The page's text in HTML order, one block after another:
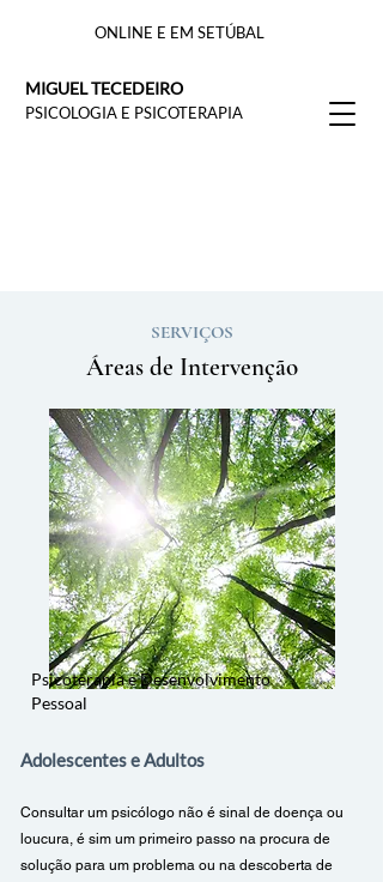
MIGUEL TECEDEIRO
PSICOLOGIA E PSICOTERAPIA
ONLINE E EM SETÚBAL
SERVIÇOS
Áreas de Intervenção
Psicoterapia e Desenvolvimento
Pessoal
Adolescentes e Adultos
Consultar um psicólogo não é sinal de doença ou
loucura, é sim um primeiro passo na procura de
solução para um problema ou na descoberta de